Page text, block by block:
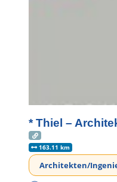
* Thiel –
163.11 km
Architekten/